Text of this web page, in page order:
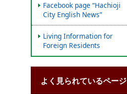
Facebook page “Hachioji
City English News”
Living Information for
Foreign Residents
よく見られているページ